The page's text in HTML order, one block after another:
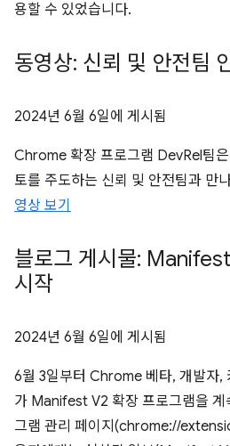
용할 수 있었습니다.
동영상: 신뢰 및 안전팀
2024년 6월 6일에 게시됨
Chrome 확장 프로그램 DevRel팀
토를 주도하는 신뢰 및 안전팀과 만
영상 보기
블로그 게시물:
시작
2024년 6월 6일에 게시됨
6월 3일부터 Chrome 베타, 개발자,
가 Manifest V2 확장 프로그램을 계
그램 관리 페이지(chrome://